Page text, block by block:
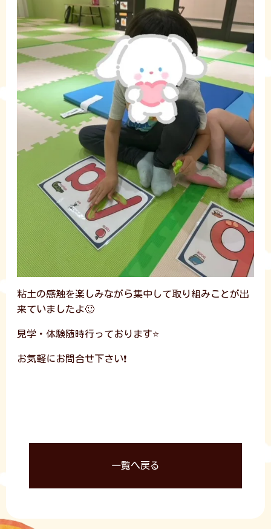
粘土の感触を楽しみながら集中して取り組みことが出
来ていましたよ🙂
見学・体験随時行っております⭐
お気軽にお問合せ下さい❗
一覧へ戻る